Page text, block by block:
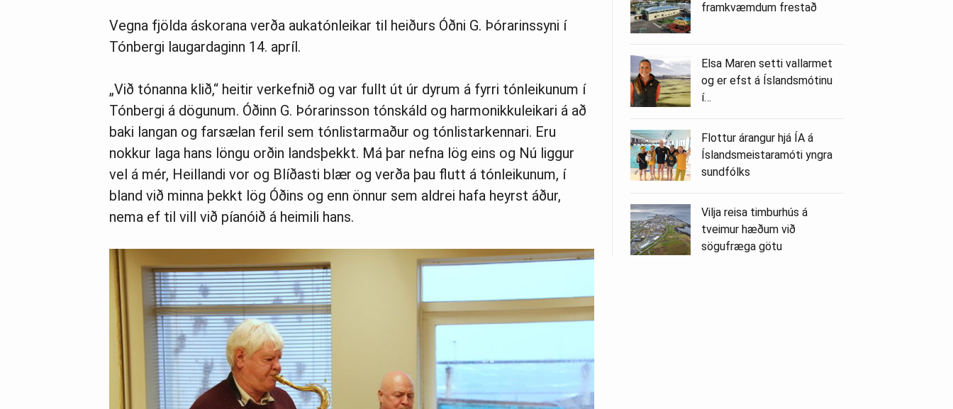
Vegna fjölda áskorana verða aukatónleikar til heiðurs Óðni G. Þórarinssyni í
Tónbergi laugardaginn 14. apríl.
„Við tónanna klið,“ heitir verkefnið og var fullt út úr dyrum á fyrri tónleikunum í
Tónbergi á dögunum. Óðinn G. Þórarinsson tónskáld og harmonikkuleikari á að
baki langan og farsælan feril sem tónlistarmaður og tónlistarkennari. Eru
nokkur laga hans löngu orðin landsþekkt. Má þar nefna lög eins og Nú liggur
vel á mér, Heillandi vor og Blíðasti blær og verða þau flutt á tónleikunum, í
bland við minna þekkt lög Óðins og enn önnur sem aldrei hafa heyrst áður,
nema ef til vill við píanóið á heimili hans.
framkvæmdum frestað
Elsa Maren setti vallarmet
og er efst á Íslandsmótinu
í…
Flottur árangur hjá ÍA á
Íslandsmeistaramóti yngra
sundfólks
Vilja reisa timburhús á
tveimur hæðum við
sögufræga götu